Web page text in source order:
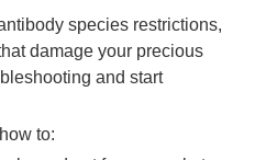
species restrictions,
damage your precious
and start
to: